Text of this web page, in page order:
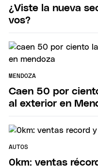
¿Viste la nueva
vos?
MENDOZA
Caen 50 por
al exterior en
AUTOS
0km: ventas